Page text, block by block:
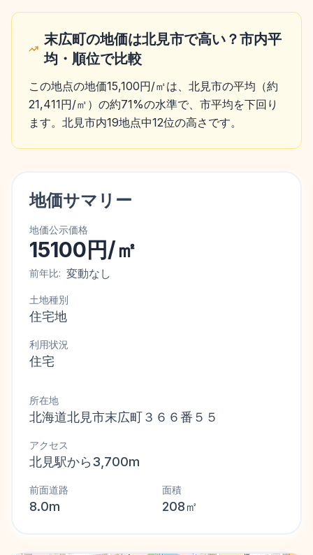
末広町の地価は北見市で高い？市内平
均・順位で比較
この地点の地価15,100円/㎡は、北見市の平均（約
21,411円/㎡）の約71%の水準で、市平均を下回り
ます。北見市内19地点中12位の高さです。
地価サマリー
地価公示価格
15100円/㎡
前年比: 変動なし
土地種別
住宅地
利用状況
住宅
所在地
北海道北見市末広町３６６番５５
アクセス
北見駅から3,700m
前面道路
8.0m
面積
208㎡